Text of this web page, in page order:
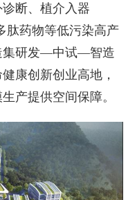
断、植介入器
肽药物等低污染高产
集研发—中试—智造
康创新创业高地，
产提供空间保障。